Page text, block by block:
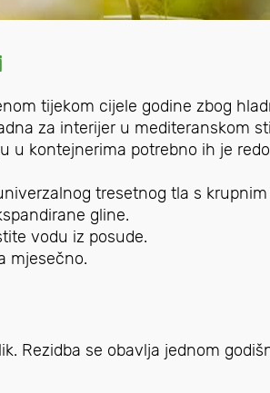
tijekom cijele godine zbog
za interijer u mediteranskom
u kontejnerima potrebno ih je
tresetnog tla s
gline.
vodu iz posude.
mjesečno.
Rezidba se obavlja jednom